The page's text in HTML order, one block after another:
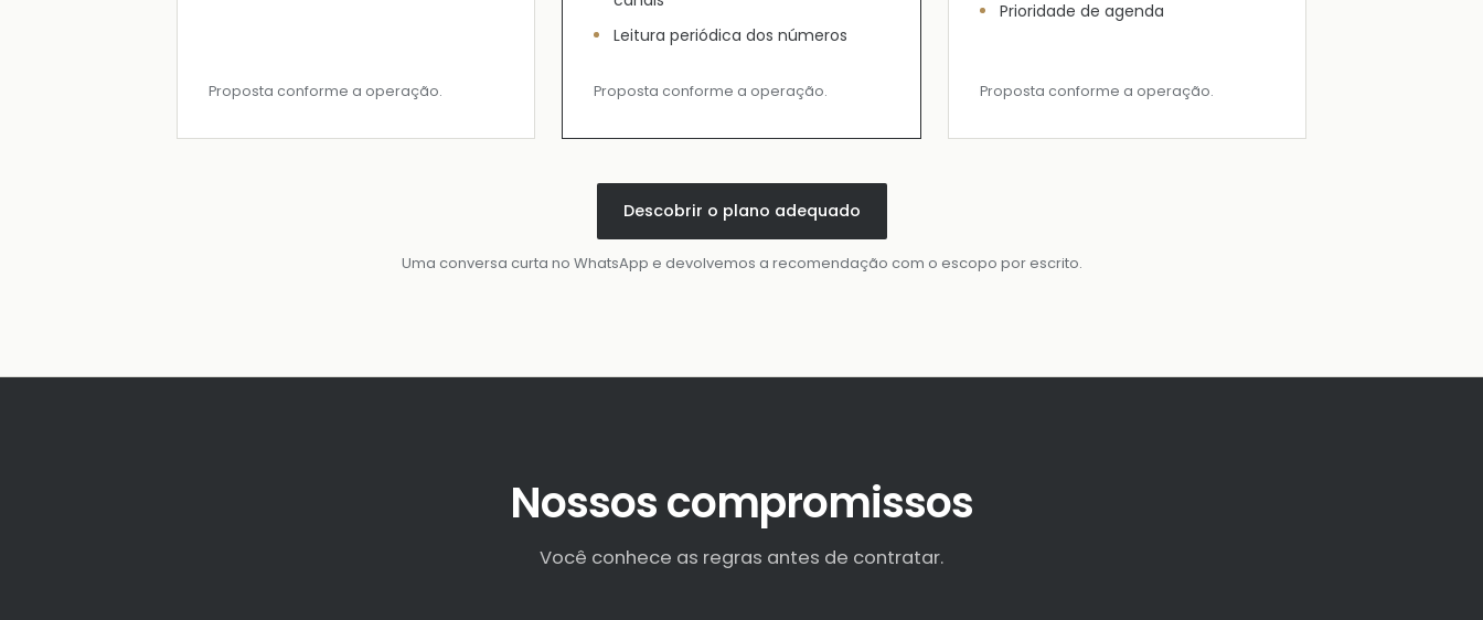
Proposta conforme a operação.
Leitura periódica dos números
Proposta conforme a operação.
Prioridade de agenda
Proposta conforme a operação.
Descobrir o plano adequado
Uma conversa curta no WhatsApp e devolvemos a recomendação com o escopo por escrito.
Nossos compromissos
Você conhece as regras antes de contratar.